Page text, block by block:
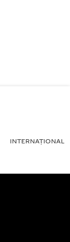
INTERNAŢIONAL